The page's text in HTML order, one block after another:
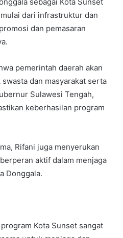
dari infrastruktur dan
dan pemasaran
pemerintah daerah akan
dan masyarakat serta
Sulawesi Tengah,
keberhasilan program
Rifani juga menyerukan
aktif dalam menjaga
Donggala.
Kota Sunset sangat